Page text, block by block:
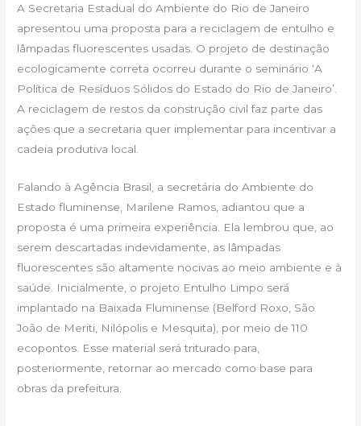
A Secretaria Estadual do Ambiente do Rio de Janeiro
apresentou uma proposta para a reciclagem de entulho e
lâmpadas fluorescentes usadas. O projeto de destinação
ecologicamente correta ocorreu durante o seminário ‘A
Política de Resíduos Sólidos do Estado do Rio de Janeiro’.
A reciclagem de restos da construção civil faz parte das
ações que a secretaria quer implementar para incentivar a
cadeia produtiva local.
Falando à Agência Brasil, a secretária do Ambiente do
Estado fluminense, Marilene Ramos, adiantou que a
proposta é uma primeira experiência. Ela lembrou que, ao
serem descartadas indevidamente, as lâmpadas
fluorescentes são altamente nocivas ao meio ambiente e à
saúde. Inicialmente, o projeto Entulho Limpo será
implantado na Baixada Fluminense (Belford Roxo, São
João de Meriti, Nilópolis e Mesquita), por meio de 110
ecopontos. Esse material será triturado para,
posteriormente, retornar ao mercado como base para
obras da prefeitura.